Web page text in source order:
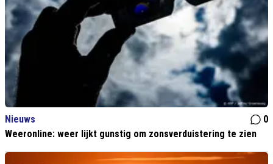
Nieuws
0
Weeronline: weer lijkt gunstig om zonsverduistering te zien